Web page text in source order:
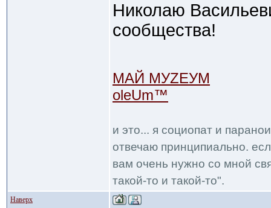
Николаю
сообщества!
МАЙ МУZЕУМ
oleUm™
и это... я социопат и
отвечаю принципиально.
вам очень нужно со мной
такой-то и такой-то".
Наверх